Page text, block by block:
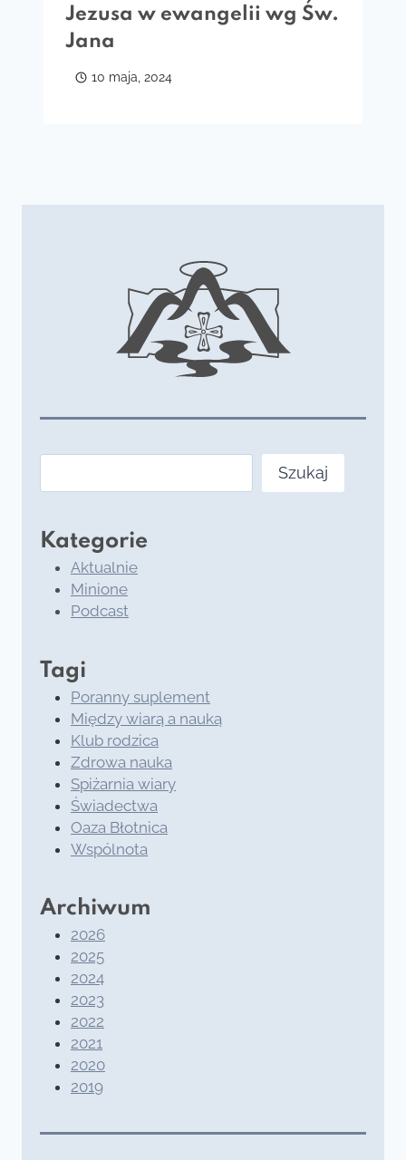
Jezusa w ewangelii wg Św.
Jana
10 maja, 2024
Szukaj
Kategorie
Aktualnie
Minione
Podcast
Tagi
Poranny suplement
Między wiarą a nauką
Klub rodzica
Zdrowa nauka
Spiżarnia wiary
Świadectwa
Oaza Błotnica
Wspólnota
Archiwum
2026
2025
2024
2023
2022
2021
2020
2019